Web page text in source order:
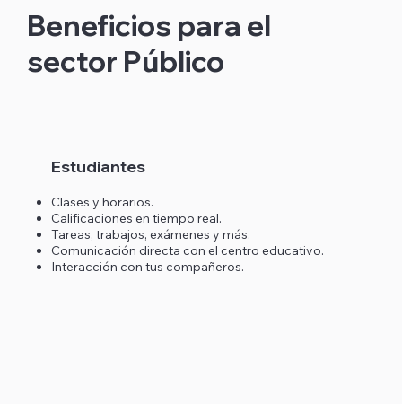
Beneficios para el
sector Público
Clases y horarios.
Calificaciones en tiempo real.
Tareas, trabajos, exámenes y más.
Comunicación directa con el centro educativo.
Interacción con tus compañeros.
Estudiantes